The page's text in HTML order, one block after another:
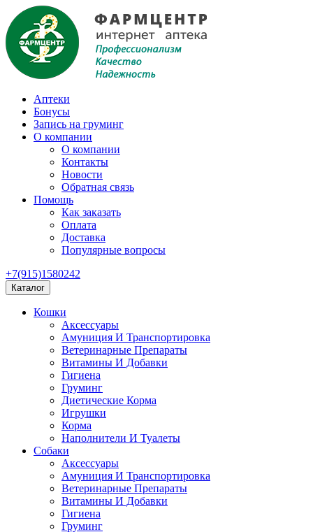
Аптеки
Бонусы
Запись на груминг
О компании
О компании
Контакты
Новости
Обратная связь
Помощь
Как заказать
Оплата
Доставка
Популярные вопросы
+7(915)1580242
Каталог
Кошки
Аксессуары
Амуниция И Транспортировка
Ветеринарные Препараты
Витамины И Добавки
Гигиена
Груминг
Диетические Корма
Игрушки
Корма
Наполнители И Туалеты
Собаки
Аксессуары
Амуниция И Транспортировка
Ветеринарные Препараты
Витамины И Добавки
Гигиена
Груминг